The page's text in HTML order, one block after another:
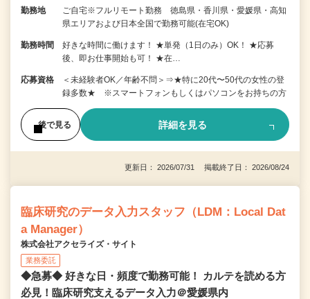
勤務地
ご自宅※フルリモート勤務 徳島県・香川県・愛媛県・高知
県エリアおよび日本全国で勤務可能(在宅OK)
勤務時間
好きな時間に働けます！ ★単発（1日のみ）OK！ ★応募
後、即お仕事開始も可！ ★在…
応募資格
＜未経験者OK／年齢不問＞⇒★特に20代〜50代の女性の登
録多数★ ※スマートフォンもしくはパソコンをお持ちの方
後で見る 詳細を見る
更新日： 2026/07/31 掲載終了日： 2026/08/24
臨床研究のデータ入力スタッフ（LDM：Local Dat
a Manager）
株式会社アクセライズ・サイト
業務委託
◆急募◆ 好きな日・頻度で勤務可能！ カルテを読める方
必見！臨床研究支えるデータ入力＠愛媛県内